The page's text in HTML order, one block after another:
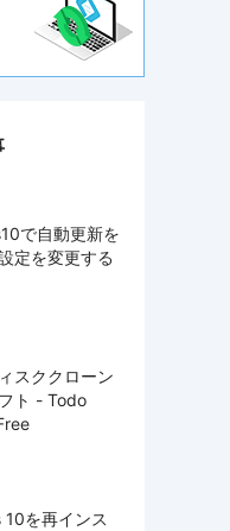
で自動更新を
定を変更する
スククローン
ト - Todo
を再インス